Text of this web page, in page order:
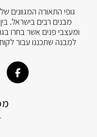
גופי התאורה המגוונים
מבנים רבים בישראל.
ומעצבי פנים אשר בחרו
למבנה שתכננו עבור